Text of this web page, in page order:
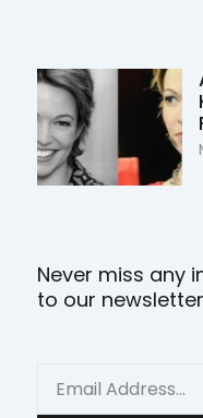
Never miss any
to our